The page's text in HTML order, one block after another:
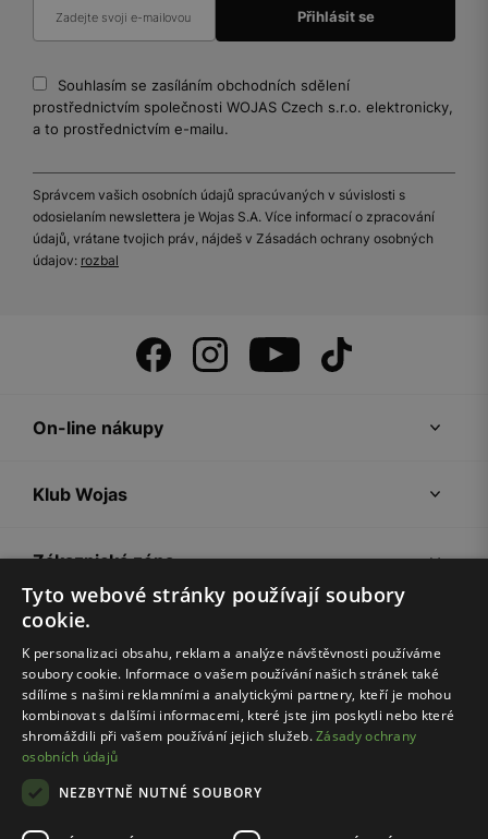
Souhlasím se zasíláním obchodních sdělení
prostřednictvím společnosti WOJAS Czech s.r.o. elektronicky,
a to prostřednictvím e-mailu.
Správcem vašich osobních údajů spracúvaných v súvislosti s
odosielaním newslettera je Wojas S.A. Více informací o zpracování
údajů, vrátane tvojich práv, nájdeš v Zásadách ochrany osobných
údajov: rozbal
On-line nákupy
Klub Wojas
Zákaznická zóna
Společnost Wojas
Rady
Tyto webové stránky používají soubory
cookie.
K personalizaci obsahu, reklam a analýze návštěvnosti používáme
soubory cookie. Informace o vašem používání našich stránek také
sdílíme s našimi reklamními a analytickými partnery, kteří je mohou
kombinovat s dalšími informacemi, které jste jim poskytli nebo které
shromáždili při vašem používání jejich služeb.Zásady ochrany
osobních údajů
NEZBYTNĚ NUTNÉ SOUBORY